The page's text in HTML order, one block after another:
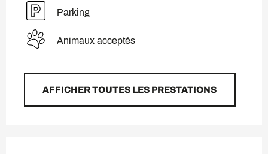
Parking
Animaux acceptés
AFFICHER TOUTES LES PRESTATIONS